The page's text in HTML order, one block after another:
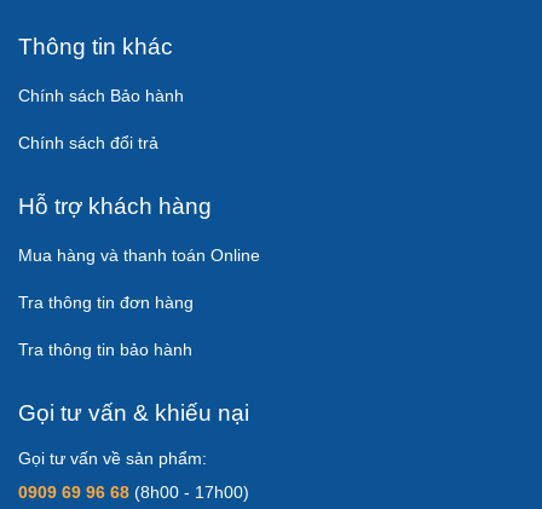
Thông tin khác
Chính sách Bảo hành
Chính sách đổi trả
Hỗ trợ khách hàng
Mua hàng và thanh toán Online
Tra thông tin đơn hàng
Tra thông tin bảo hành
Gọi tư vấn & khiếu nại
Gọi tư vấn về sản phẩm:
0909 69 96 68 (8h00 - 17h00)